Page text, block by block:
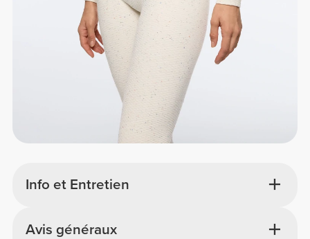
Info et Entretien
Avis généraux